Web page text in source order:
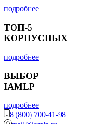
подробнее
ТОП-5
КОРПУСНЫХ
подробнее
ВЫБОР
IAMLP
подробнее
8 (800) 700-41-98